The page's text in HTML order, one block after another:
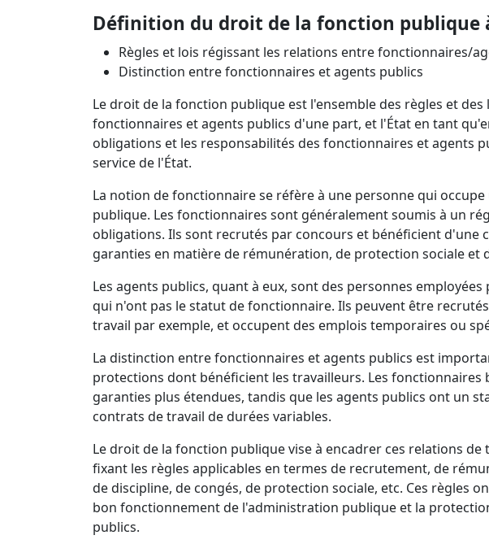
Définition du droit de la fonction publique
Règles et lois régissant les relations entre fonctionnaires/
Distinction entre fonctionnaires et agents publics
Le droit de la fonction publique est l'ensemble des règles et
fonctionnaires et agents publics d'une part, et l'État en tant
obligations et les responsabilités des fonctionnaires et agents
service de l'État.
La notion de fonctionnaire se réfère à une personne qui
publique. Les fonctionnaires sont généralement soumis à un
obligations. Ils sont recrutés par concours et bénéficient d'une
garanties en matière de rémunération, de protection sociale et
Les agents publics, quant à eux, sont des personnes
qui n'ont pas le statut de fonctionnaire. Ils peuvent être
travail par exemple, et occupent des emplois temporaires ou
La distinction entre fonctionnaires et agents publics est
protections dont bénéficient les travailleurs. Les
garanties plus étendues, tandis que les agents publics ont un
contrats de travail de durées variables.
Le droit de la fonction publique vise à encadrer ces relations
fixant les règles applicables en termes de recrutement, de
de discipline, de congés, de protection sociale, etc. Ces règles
bon fonctionnement de l'administration publique et la
publics.